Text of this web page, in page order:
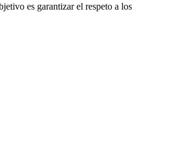
es garantizar el respeto a los